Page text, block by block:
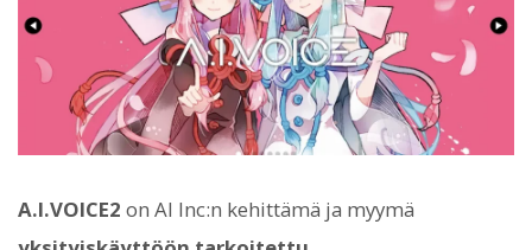
A.I.VOICE2 on AI Inc:n kehittämä ja myymä